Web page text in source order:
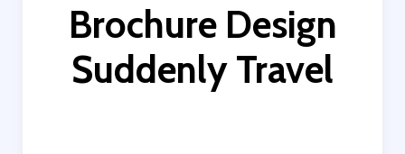
Brochure Design
Suddenly Travel